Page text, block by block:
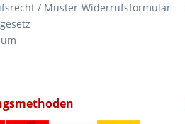
/ Muster-Widerrufsformular